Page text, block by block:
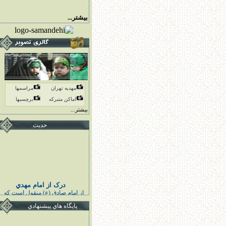
بیشتر...
مهدیه تهران
مراسمها
اماكن متبركه
برچسبها
بیشتر...
حدیث
درک از امام مهدي
از امام صادق (ع) منقول است كه
پيامبر اكرم (ص) فرمودند :
خوشا به حال كسى كه قائم اهل
بيت مرا درك كند و به او اقتدا كند
پايگاه هاي پيشنهادي